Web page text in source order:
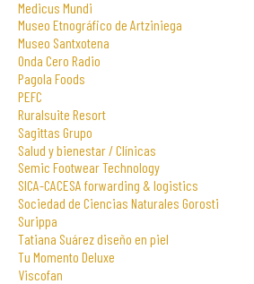
Medicus Mundi
Museo Etnográfico de Artziniega
Museo Santxotena
Onda Cero Radio
Pagola Foods
PEFC
Ruralsuite Resort
Sagittas Grupo
Salud y bienestar / Clínicas
Semic Footwear Technology
SICA-CACESA forwarding & logistics
Sociedad de Ciencias Naturales Gorosti
Surippa
Tatiana Suárez diseño en piel
Tu Momento Deluxe
Viscofan